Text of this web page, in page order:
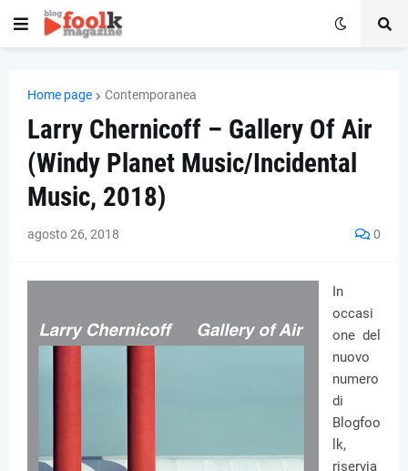
Home page Contemporanea
Larry Chernicoff – Gallery Of Air
(Windy Planet Music/Incidental
Music, 2018)
agosto 26, 2018 0
In
occasi
one del
nuovo
numero
di
Blogfoo
lk,
riservia